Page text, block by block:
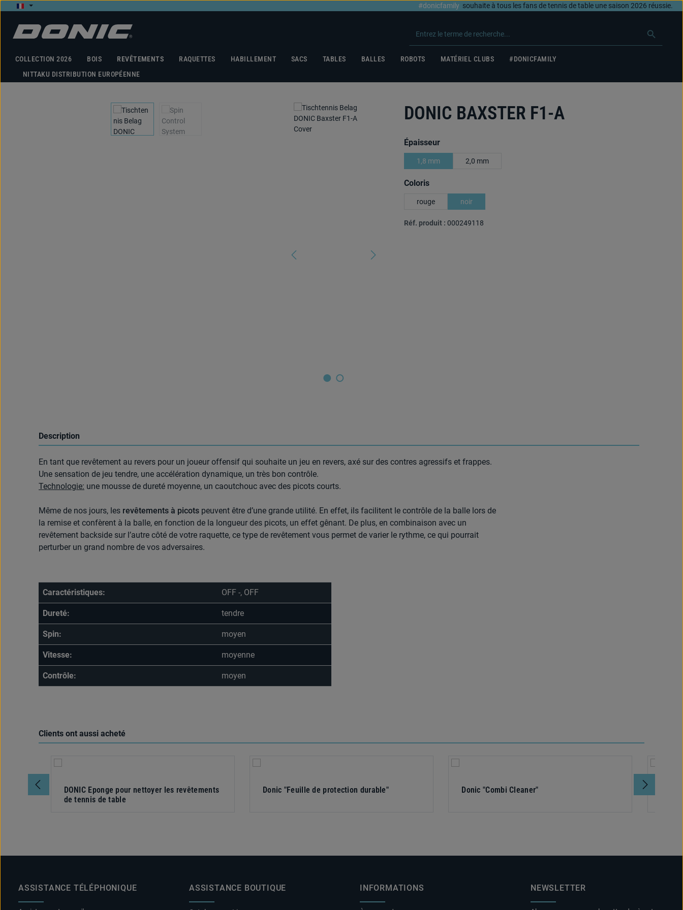
au contenu principal
Passer à la recherche
Passer à la navigation principale
#donicfamily souhaite à tous les fans de tennis de table une saison 2026 réussie.
COLLECTION 2026 BOIS REVÊTEMENTS RAQUETTES HABILLEMENT SACS TABLES BALLES ROBOTS MATÉRIEL CLUBS
#DONICFAMILY
NITTAKU DISTRIBUTION EUROPÉENNE
Ignorer la galerie d'images DONIC BAXSTER F1-A
Sélectionnez
Épaisseur
1,8 mm 2,0 mm
Sélectionnez
Coloris
rouge noir
Réf. produit : 000249118
Description
En tant que revêtement au revers pour un joueur offensif qui souhaite un jeu en revers, axé sur des contres agressifs et frappes.
Une sensation de jeu tendre, une accélération dynamique, un très bon contrôle.
Technologie: une mousse de dureté moyenne, un caoutchouc avec des picots courts.
Même de nos jours, les revêtements à picots peuvent être d’une grande utilité. En effet, ils facilitent le contrôle de la balle lors de
la remise et confèrent à la balle, en fonction de la longueur des picots, un effet gênant. De plus, en combinaison avec un
revêtement backside sur l’autre côté de votre raquette, ce type de revêtement vous permet de varier le rythme, ce qui pourrait
perturber un grand nombre de vos adversaires.
Caractéristiques: OFF -, OFF
Dureté: tendre
Spin: moyen
Vitesse: moyenne
Contrôle: moyen
Clients ont aussi acheté
Ignorer la galerie de produits
DONIC Eponge pour nettoyer les revêtements
de tennis de table
Donic "Feuille de protection durable" Donic "Combi Cleaner"
ASSISTANCE TÉLÉPHONIQUE ASSISTANCE BOUTIQUE INFORMATIONS NEWSLETTER